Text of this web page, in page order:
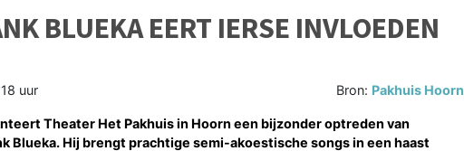
BLUEKA EERT IERSE INVLOEDEN
uur Bron: Pakhuis Hoorn
Theater Het Pakhuis in Hoorn een bijzonder optreden van
Blueka. Hij brengt prachtige semi-akoestische songs in een haast